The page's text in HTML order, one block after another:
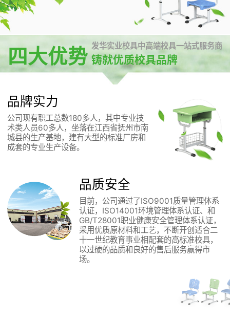
四大优势 发华实业校具中高端校具一站式服务商
铸就优质校具品牌
品牌实力
公司现有职工总数180多人，其中专业技
术类人员60多人，坐落在江西省抚州市南
城县的生产基地，建有大型的标准厂房和
成套的专业生产设备。
品质安全
目前，公司通过了ISO9001质量管理体系
认证，ISO14001环境管理体系认证、和
GB/T28001职业健康安全管理体系认证，
采用优质原材料和工艺，不断开创适合二
十一世纪教育事业相配套的高标准校具，
以过硬的品质和良好的售后服务赢得市
场。